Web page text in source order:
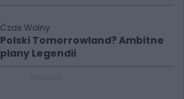
Czas Wolny
Polski Tomorrowland? Ambitne
plany Legendii